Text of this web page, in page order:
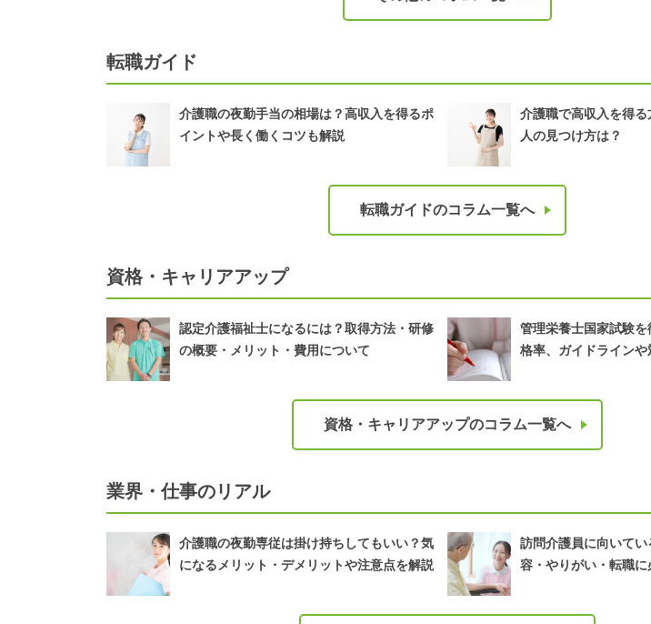
転職ガイド
介護職の夜勤手当の相場は？高収入を得るポ
イントや長く働くコツも解説
介護職で高収入を得
人の見つけ方は？
転職ガイドのコラム一覧へ
資格・キャリアアップ
認定介護福祉士になるには？取得方法・研修
の概要・メリット・費用について
管理栄養士国家試験
格率、ガイドライン
資格・キャリアアップのコラム一覧へ
業界・仕事のリアル
介護職の夜勤専従は掛け持ちしてもいい？気
になるメリット・デメリットや注意点を解説
訪問介護員に向いて
容・やりがい・転職